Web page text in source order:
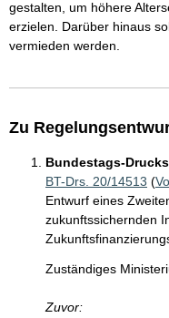
gestalten, um höhere
erzielen. Darüber hinaus
vermieden werden.
Zu
Bundestags-
BT-Drs. 20/14513 (
Entwurf eines
zukunftssichernden
Zuständiges
Zuvor: